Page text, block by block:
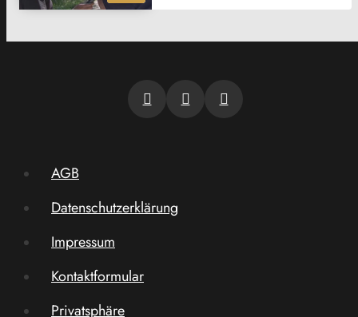
AGB
Datenschutzerklärung
Impressum
Kontaktformular
Privatsphäre